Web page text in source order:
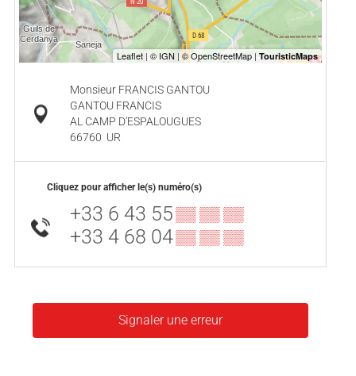
Monsieur FRANCIS GANTOU
GANTOU FRANCIS
AL CAMP D'ESPALOUGUES
66760 UR
Cliquez pour afficher le(s) numéro(s)
+33 6 43 55▒▒ ▒▒ ▒▒
+33 4 68 04▒▒ ▒▒ ▒▒
Signaler une erreur